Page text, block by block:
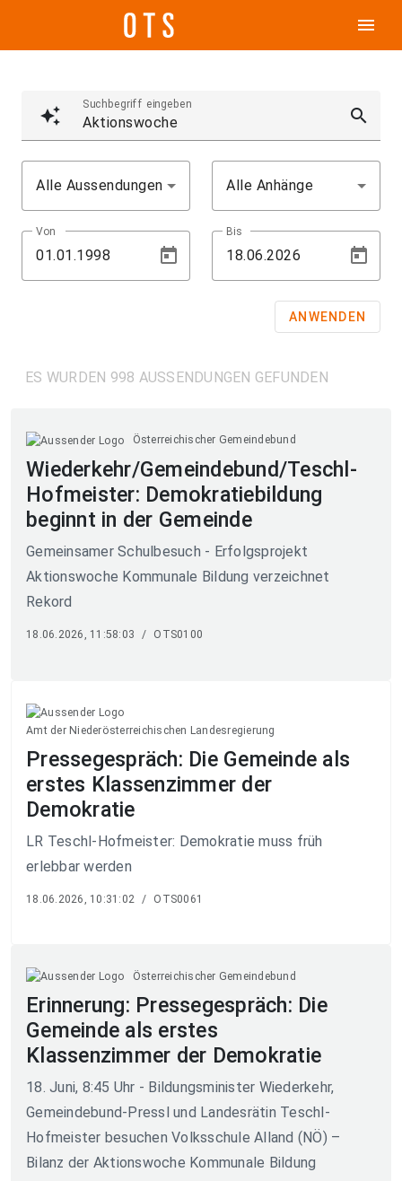
menu
auto_awesome
Suchbegriff eingeben
search
Alle Aussendungen Alle Anhänge
Von Bis
ANWENDEN
ES WURDEN 998 AUSSENDUNGEN GEFUNDEN
Österreichischer Gemeindebund
Wiederkehr/Gemeindebund/Teschl-
Hofmeister: Demokratiebildung
beginnt in der Gemeinde
Gemeinsamer Schulbesuch - Erfolgsprojekt
Aktionswoche Kommunale Bildung verzeichnet
Rekord
18.06.2026, 11:58:03 / OTS0100
Amt der Niederösterreichischen Landesregierung
Pressegespräch: Die Gemeinde als
erstes Klassenzimmer der
Demokratie
LR Teschl-Hofmeister: Demokratie muss früh
erlebbar werden
18.06.2026, 10:31:02 / OTS0061
Österreichischer Gemeindebund
Erinnerung: Pressegespräch: Die
Gemeinde als erstes
Klassenzimmer der Demokratie
18. Juni, 8:45 Uhr - Bildungsminister Wiederkehr,
Gemeindebund-Pressl und Landesrätin Teschl-
Hofmeister besuchen Volksschule Alland (NÖ) –
Bilanz der Aktionswoche Kommunale Bildung